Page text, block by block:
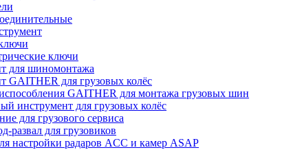
ключи
для шиномонтажа
GAITHER для грузовых колёс
GAITHER для монтажа грузовых шин
инструмент для грузовых колёс
для грузового сервиса
развал для грузовиков
настройки радаров ACC и камер ASAP